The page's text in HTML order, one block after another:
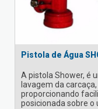
Pistola de Água
A pistola Shower, é
lavagem da
proporcionando
posicionada sobre o